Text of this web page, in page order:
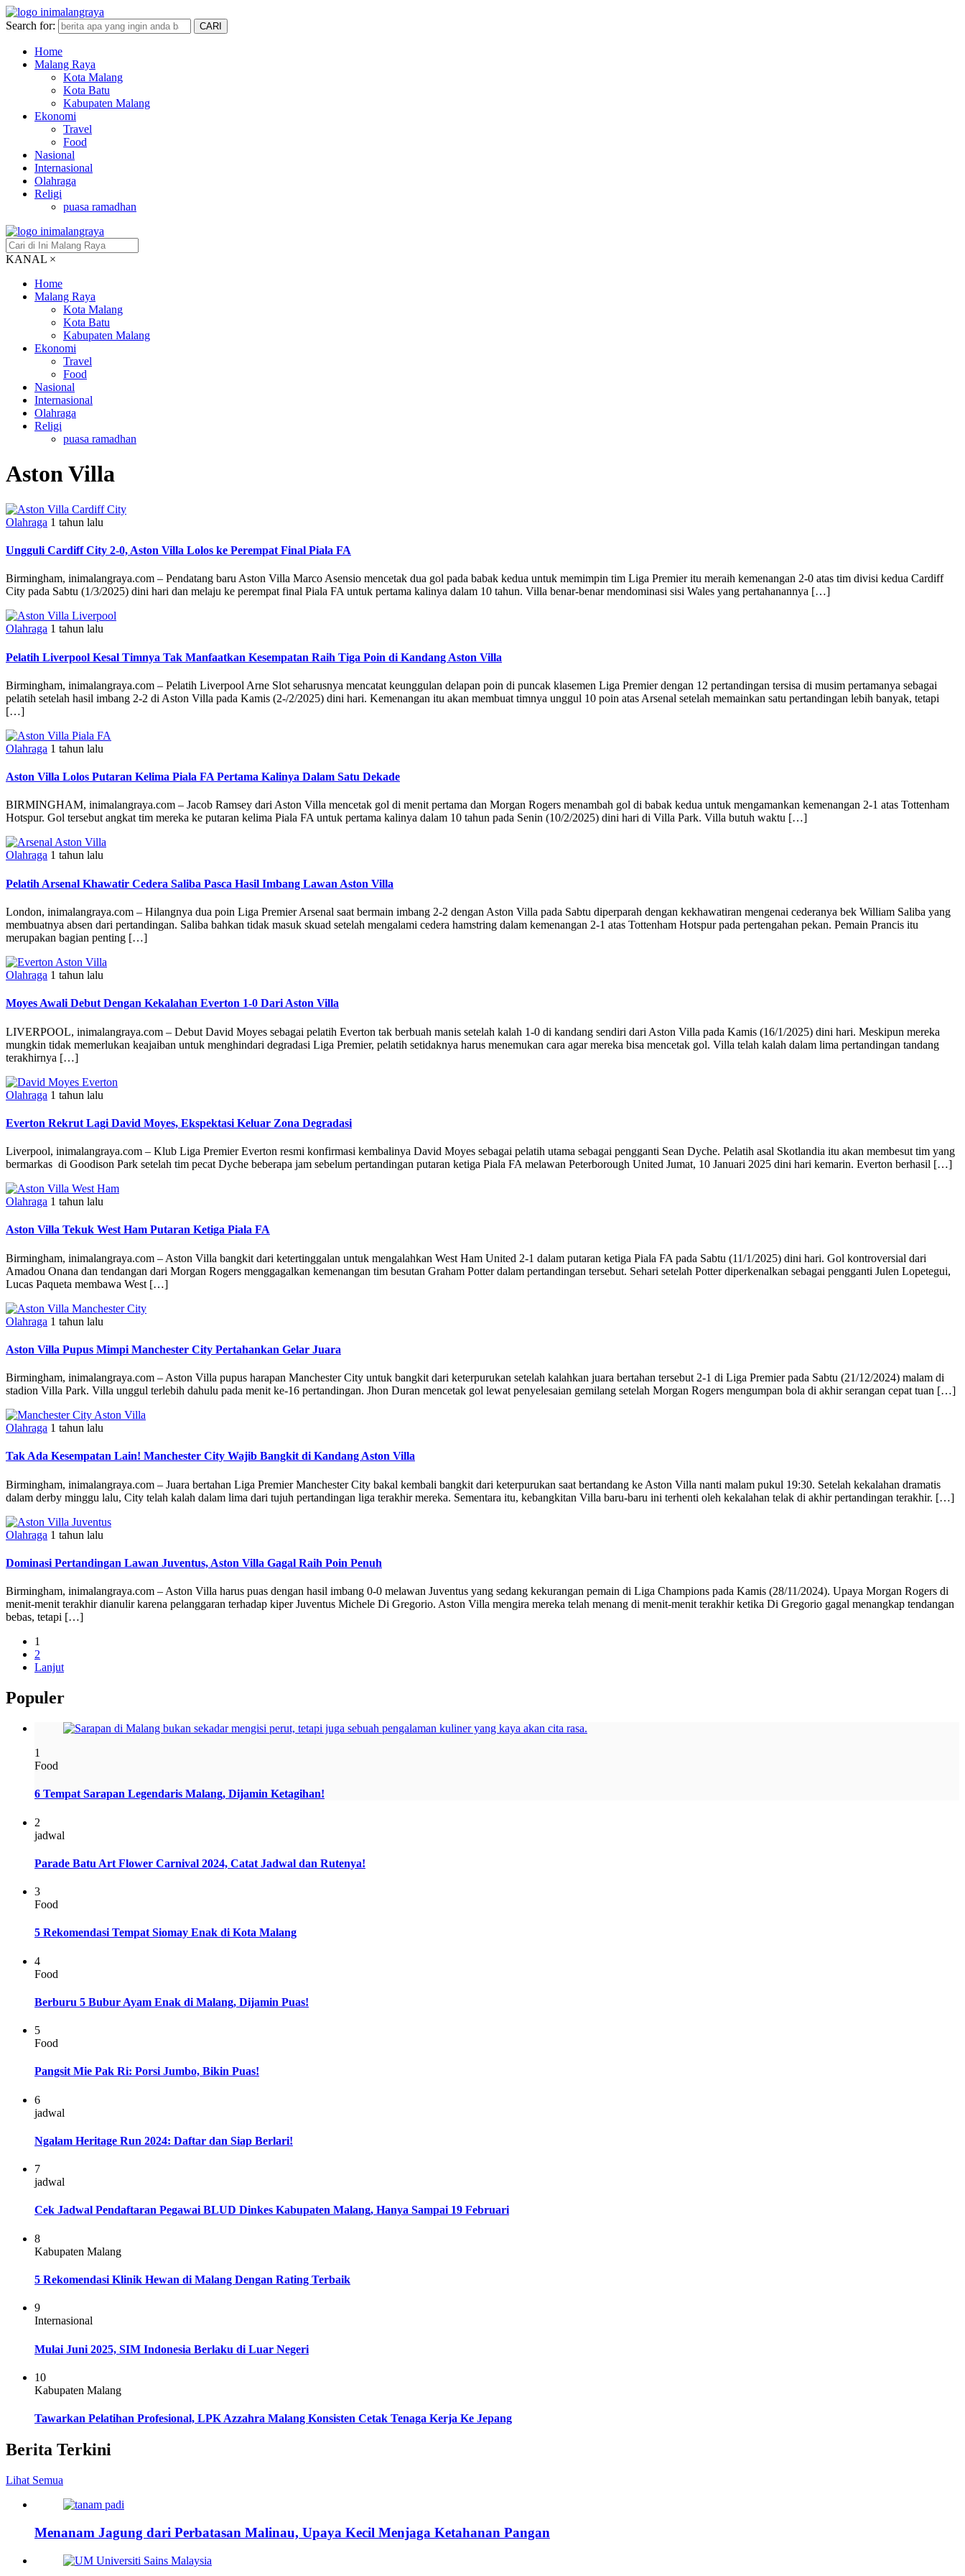
Search for: CARI
Home
Malang Raya
Kota Malang
Kota Batu
Kabupaten Malang
Ekonomi
Travel
Food
Nasional
Internasional
Olahraga
Religi
puasa ramadhan
KANAL ×
Home
Malang Raya
Kota Malang
Kota Batu
Kabupaten Malang
Ekonomi
Travel
Food
Nasional
Internasional
Olahraga
Religi
puasa ramadhan
Aston Villa
Olahraga 1 tahun lalu
Ungguli Cardiff City 2-0, Aston Villa Lolos ke Perempat Final Piala FA
Birmingham, inimalangraya.com – Pendatang baru Aston Villa Marco Asensio mencetak dua gol pada babak kedua untuk memimpin tim Liga Premier itu meraih kemenangan 2-0 atas tim divisi kedua Cardiff
City pada Sabtu (1/3/2025) dini hari dan melaju ke perempat final Piala FA untuk pertama kalinya dalam 10 tahun. Villa benar-benar mendominasi sisi Wales yang pertahanannya […]
Olahraga 1 tahun lalu
Pelatih Liverpool Kesal Timnya Tak Manfaatkan Kesempatan Raih Tiga Poin di Kandang Aston Villa
Birmingham, inimalangraya.com – Pelatih Liverpool Arne Slot seharusnya mencatat keunggulan delapan poin di puncak klasemen Liga Premier dengan 12 pertandingan tersisa di musim pertamanya sebagai
pelatih setelah hasil imbang 2-2 di Aston Villa pada Kamis (2-/2/2025) dini hari. Kemenangan itu akan membuat timnya unggul 10 poin atas Arsenal setelah memainkan satu pertandingan lebih banyak, tetapi
[…]
Olahraga 1 tahun lalu
Aston Villa Lolos Putaran Kelima Piala FA Pertama Kalinya Dalam Satu Dekade
BIRMINGHAM, inimalangraya.com – Jacob Ramsey dari Aston Villa mencetak gol di menit pertama dan Morgan Rogers menambah gol di babak kedua untuk mengamankan kemenangan 2-1 atas Tottenham
Hotspur. Gol tersebut angkat tim mereka ke putaran kelima Piala FA untuk pertama kalinya dalam 10 tahun pada Senin (10/2/2025) dini hari di Villa Park. Villa butuh waktu […]
Olahraga 1 tahun lalu
Pelatih Arsenal Khawatir Cedera Saliba Pasca Hasil Imbang Lawan Aston Villa
London, inimalangraya.com – Hilangnya dua poin Liga Premier Arsenal saat bermain imbang 2-2 dengan Aston Villa pada Sabtu diperparah dengan kekhawatiran mengenai cederanya bek William Saliba yang
membuatnya absen dari pertandingan. Saliba bahkan tidak masuk skuad setelah mengalami cedera hamstring dalam kemenangan 2-1 atas Tottenham Hotspur pada pertengahan pekan. Pemain Prancis itu
merupakan bagian penting […]
Olahraga 1 tahun lalu
Moyes Awali Debut Dengan Kekalahan Everton 1-0 Dari Aston Villa
LIVERPOOL, inimalangraya.com – Debut David Moyes sebagai pelatih Everton tak berbuah manis setelah kalah 1-0 di kandang sendiri dari Aston Villa pada Kamis (16/1/2025) dini hari. Meskipun mereka
mungkin tidak memerlukan keajaiban untuk menghindari degradasi Liga Premier, pelatih setidaknya harus menemukan cara agar mereka bisa mencetak gol. Villa telah kalah dalam lima pertandingan tandang
terakhirnya […]
Olahraga 1 tahun lalu
Everton Rekrut Lagi David Moyes, Ekspektasi Keluar Zona Degradasi
Liverpool, inimalangraya.com – Klub Liga Premier Everton resmi konfirmasi kembalinya David Moyes sebagai pelatih utama sebagai pengganti Sean Dyche. Pelatih asal Skotlandia itu akan membesut tim yang
bermarkas di Goodison Park setelah tim pecat Dyche beberapa jam sebelum pertandingan putaran ketiga Piala FA melawan Peterborough United Jumat, 10 Januari 2025 dini hari kemarin. Everton berhasil […]
Olahraga 1 tahun lalu
Aston Villa Tekuk West Ham Putaran Ketiga Piala FA
Birmingham, inimalangraya.com – Aston Villa bangkit dari ketertinggalan untuk mengalahkan West Ham United 2-1 dalam putaran ketiga Piala FA pada Sabtu (11/1/2025) dini hari. Gol kontroversial dari
Amadou Onana dan tendangan dari Morgan Rogers menggagalkan kemenangan tim besutan Graham Potter dalam pertandingan tersebut. Sehari setelah Potter diperkenalkan sebagai pengganti Julen Lopetegui,
Lucas Paqueta membawa West […]
Olahraga 1 tahun lalu
Aston Villa Pupus Mimpi Manchester City Pertahankan Gelar Juara
Birmingham, inimalangraya.com – Aston Villa pupus harapan Manchester City untuk bangkit dari keterpurukan setelah kalahkan juara bertahan tersebut 2-1 di Liga Premier pada Sabtu (21/12/2024) malam di
stadion Villa Park. Villa unggul terlebih dahulu pada menit ke-16 pertandingan. Jhon Duran mencetak gol lewat penyelesaian gemilang setelah Morgan Rogers mengumpan bola di akhir serangan cepat tuan […]
Olahraga 1 tahun lalu
Tak Ada Kesempatan Lain! Manchester City Wajib Bangkit di Kandang Aston Villa
Birmingham, inimalangraya.com – Juara bertahan Liga Premier Manchester City bakal kembali bangkit dari keterpurukan saat bertandang ke Aston Villa nanti malam pukul 19:30. Setelah kekalahan dramatis
dalam derby minggu lalu, City telah kalah dalam lima dari tujuh pertandingan liga terakhir mereka. Sementara itu, kebangkitan Villa baru-baru ini terhenti oleh kekalahan telak di akhir pertandingan terakhir. […]
Olahraga 1 tahun lalu
Dominasi Pertandingan Lawan Juventus, Aston Villa Gagal Raih Poin Penuh
Birmingham, inimalangraya.com – Aston Villa harus puas dengan hasil imbang 0-0 melawan Juventus yang sedang kekurangan pemain di Liga Champions pada Kamis (28/11/2024). Upaya Morgan Rogers di
menit-menit terakhir dianulir karena pelanggaran terhadap kiper Juventus Michele Di Gregorio. Aston Villa mengira mereka telah menang di menit-menit terakhir ketika Di Gregorio gagal menangkap tendangan
bebas, tetapi […]
1
2
Lanjut
Populer
1
Food
6 Tempat Sarapan Legendaris Malang, Dijamin Ketagihan!
2
jadwal
Parade Batu Art Flower Carnival 2024, Catat Jadwal dan Rutenya!
3
Food
5 Rekomendasi Tempat Siomay Enak di Kota Malang
4
Food
Berburu 5 Bubur Ayam Enak di Malang, Dijamin Puas!
5
Food
Pangsit Mie Pak Ri: Porsi Jumbo, Bikin Puas!
6
jadwal
Ngalam Heritage Run 2024: Daftar dan Siap Berlari!
7
jadwal
Cek Jadwal Pendaftaran Pegawai BLUD Dinkes Kabupaten Malang, Hanya Sampai 19 Februari
8
Kabupaten Malang
5 Rekomendasi Klinik Hewan di Malang Dengan Rating Terbaik
9
Internasional
Mulai Juni 2025, SIM Indonesia Berlaku di Luar Negeri
10
Kabupaten Malang
Tawarkan Pelatihan Profesional, LPK Azzahra Malang Konsisten Cetak Tenaga Kerja Ke Jepang
Berita Terkini
Lihat Semua
Menanam Jagung dari Perbatasan Malinau, Upaya Kecil Menjaga Ketahanan Pangan